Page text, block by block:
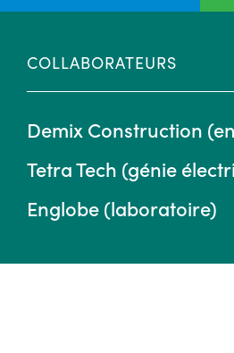
COLLABORATEURS
Demix Construction
Tetra Tech (génie
Englobe (laboratoire)